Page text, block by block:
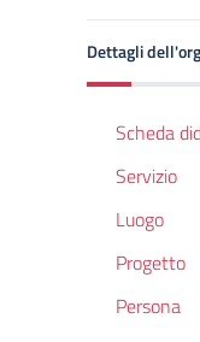
Dettagli
Scheda
Servizio
Luogo
Progetto
Persona